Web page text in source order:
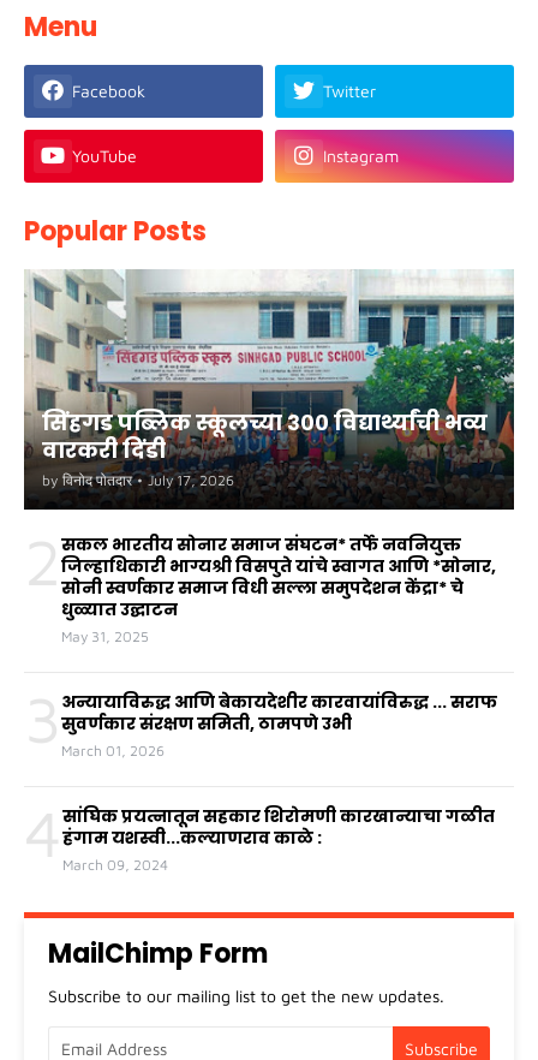
Menu
Facebook Twitter
YouTube Instagram
Popular Posts
सिंहगड पब्लिक स्कूलच्या ३०० विद्यार्थ्यांची भव्य
वारकरी दिंडी
by विनोद पोतदार • July 17, 2026
2 सकल भारतीय सोनार समाज संघटन* तर्फे नवनियुक्त
जिल्हाधिकारी भाग्यश्री विसपुते यांचे स्वागत आणि *सोनार,
सोनी स्वर्णकार समाज विधी सल्ला समुपदेशन केंद्रा* चे
धुळ्यात उद्घाटन
May 31, 2025
3 अन्यायाविरुद्ध आणि बेकायदेशीर कारवायांविरुद्ध ... सराफ
सुवर्णकार संरक्षण समिती, ठामपणे उभी
March 01, 2026
4 सांघिक प्रयत्नातून सहकार शिरोमणी कारखान्याचा गळीत
हंगाम यशस्वी...कल्याणराव काळे :
March 09, 2024
MailChimp Form
Subscribe to our mailing list to get the new updates.